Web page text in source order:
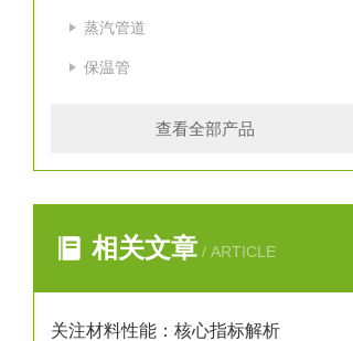
蒸汽管道
保温管
查看全部产品
相关文章 / ARTICLE
关注材料性能：核心指标解析